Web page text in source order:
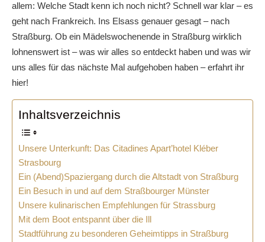
allem: Welche Stadt kenn ich noch nicht? Schnell war klar – es
geht nach Frankreich. Ins Elsass genauer gesagt – nach
Straßburg. Ob ein Mädelswochenende in Straßburg wirklich
lohnenswert ist – was wir alles so entdeckt haben und was wir
uns alles für das nächste Mal aufgehoben haben – erfahrt ihr
hier!
Inhaltsverzeichnis
Unsere Unterkunft: Das Citadines Apart’hotel Kléber
Strasbourg
Ein (Abend)Spaziergang durch die Altstadt von Straßburg
Ein Besuch in und auf dem Straßbourger Münster
Unsere kulinarischen Empfehlungen für Strassburg
Mit dem Boot entspannt über die Ill
Stadtführung zu besonderen Geheimtipps in Straßburg